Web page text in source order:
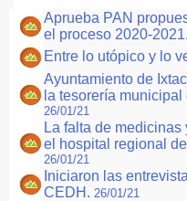
Aprueba PAN
el proceso 2020-2021.
Entre lo utópico y lo
Ayuntamiento de
la tesorería
26/01/21
La falta de
el hospital regional
26/01/21
Iniciaron las
CEDH. 26/01/21